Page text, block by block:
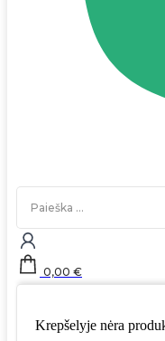
Search
0,00 €
Krepšelyje nėra